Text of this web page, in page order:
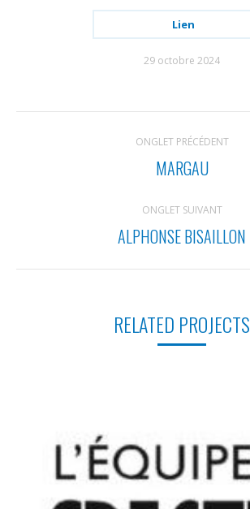
Lien
29 octobre 2024
COMMENTAIRE
ONGLET PRÉCÉDENT
Onglet
MARGAU
ONGLET SUIVANT
Projets
ALPHONSE BISAILLON
RELATED PROJECTS